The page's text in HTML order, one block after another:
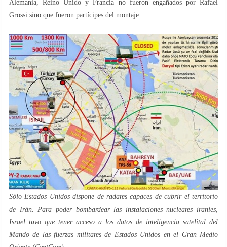
Alemania, Reino Unido y Francia no fueron engañados por Rafael
Grossi sino que fueron partícipes del montaje.
Sólo Estados Unidos dispone de radares capaces de cubrir el territorio
de Irán. Para poder bombardear las instalaciones nucleares iraníes,
Israel tuvo que tener acceso a los datos de inteligencia satelital del
Mando de las fuerzas militares de Estados Unidos en el Gran Medio